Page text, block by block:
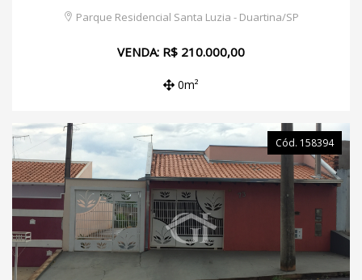
Parque Residencial Santa Luzia - Duartina/SP
VENDA: R$ 210.000,00
0m²
Cód. 158394